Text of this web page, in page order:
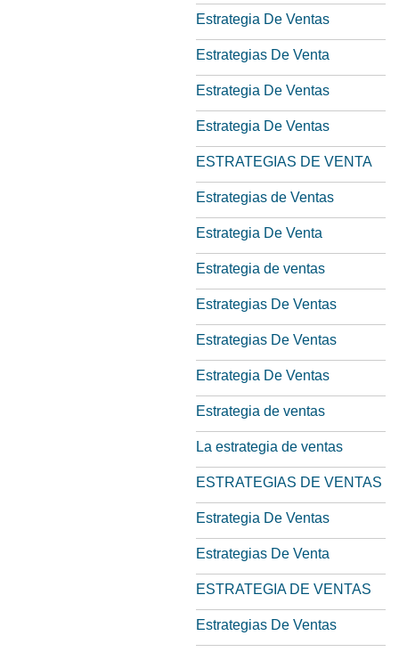
Estrategia De Ventas
Estrategias De Venta
Estrategia De Ventas
Estrategia De Ventas
ESTRATEGIAS DE VENTA
Estrategias de Ventas
Estrategia De Venta
Estrategia de ventas
Estrategias De Ventas
Estrategias De Ventas
Estrategia De Ventas
Estrategia de ventas
La estrategia de ventas
ESTRATEGIAS DE VENTAS
Estrategia De Ventas
Estrategias De Venta
ESTRATEGIA DE VENTAS
Estrategias De Ventas